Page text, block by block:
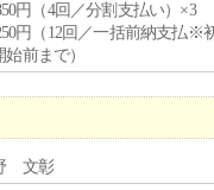
円（4回／分割支払い）×3
円（12回／一括前納支払※
始前まで）
文彰